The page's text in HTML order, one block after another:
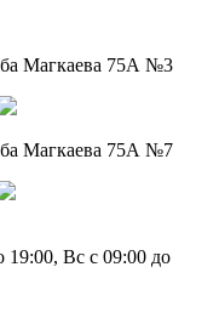
Магкаева 75А №3
Магкаева 75А №7
Вс с 09:00 до